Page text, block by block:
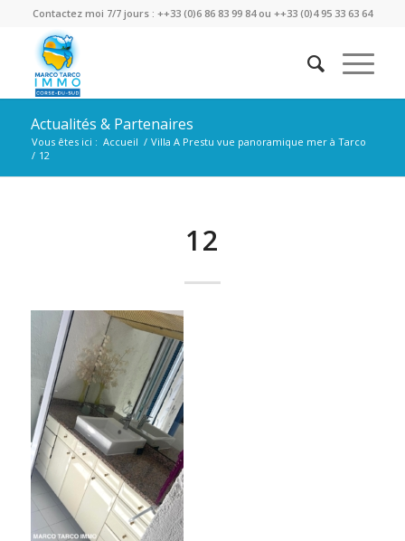
Contactez moi 7/7 jours : ++33 (0)6 86 83 99 84 ou ++33 (0)4 95 33 63 64
Actualités & Partenaires
Vous êtes ici : Accueil / Villa A Prestu vue panoramique mer à Tarco
/ 12
12